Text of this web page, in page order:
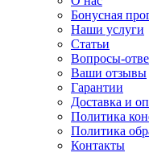
Бонусная
Наши услуги
Статьи
Вопросы-
Ваши отзывы
Гарантии
Доставка и
Политика
Политика
Контакты